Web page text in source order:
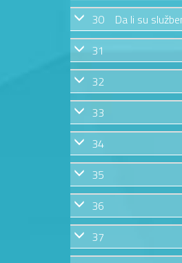
30
Da li su
31
32
33
34
35
36
37